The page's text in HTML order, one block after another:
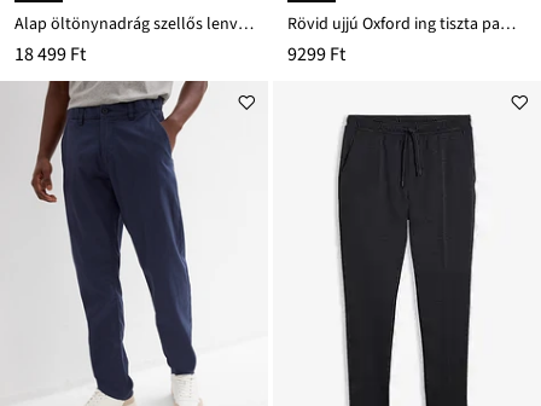
Alap öltönynadrág szellős lenvászon keverékből, Regular Fit
18 499 Ft
Rövid ujjú Oxford ing tiszta pamutból
9299 Ft